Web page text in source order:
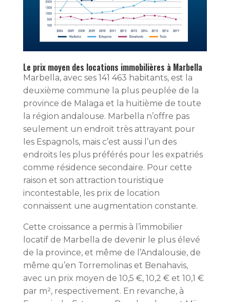
Le prix moyen des locations immobilières à Marbella
Marbella, avec ses 141 463 habitants, est la
deuxième commune la plus peuplée de la
province de Malaga et la huitième de toute
la région andalouse. Marbella n’offre pas
seulement un endroit très attrayant pour
les Espagnols, mais c’est aussi l’un des
endroits les plus préférés pour les expatriés
comme résidence secondaire. Pour cette
raison et son attraction touristique
incontestable, les prix de location
connaissent une augmentation constante.
Cette croissance a permis à l’immobilier
locatif de Marbella de devenir le plus élevé
de la province, et même de l’Andalousie, de
même qu’en Torremolinas et Benahavis,
avec un prix moyen de 10,5 €, 10,2 € et 10,1 €
par m², respectivement. En revanche, à